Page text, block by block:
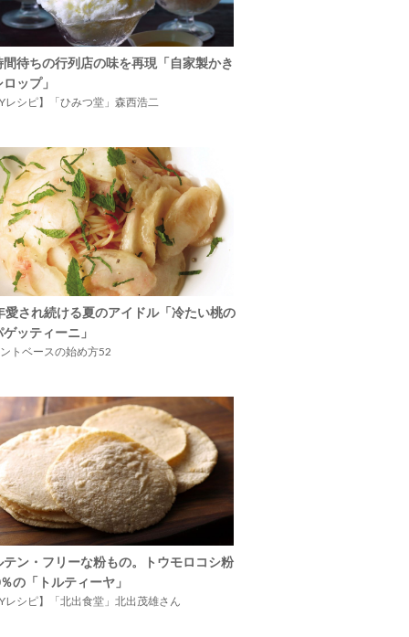
間待ちの行列店の味を再現「自家製かき
ップ」
レシピ】「ひみつ堂」森西浩二
愛され続ける夏のアイドル「冷たい桃の
ッティーニ」
トベースの始め方52
テン・フリーな粉もの。トウモロコシ粉
の「トルティーヤ」
レシピ】「北出食堂」北出茂雄さん